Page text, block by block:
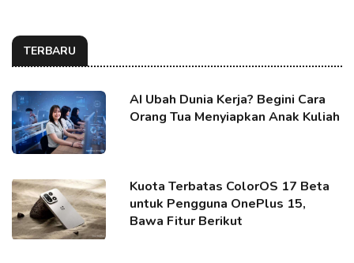
TERBARU
AI Ubah Dunia Kerja? Begini Cara
Orang Tua Menyiapkan Anak Kuliah
Kuota Terbatas ColorOS 17 Beta
untuk Pengguna OnePlus 15,
Bawa Fitur Berikut